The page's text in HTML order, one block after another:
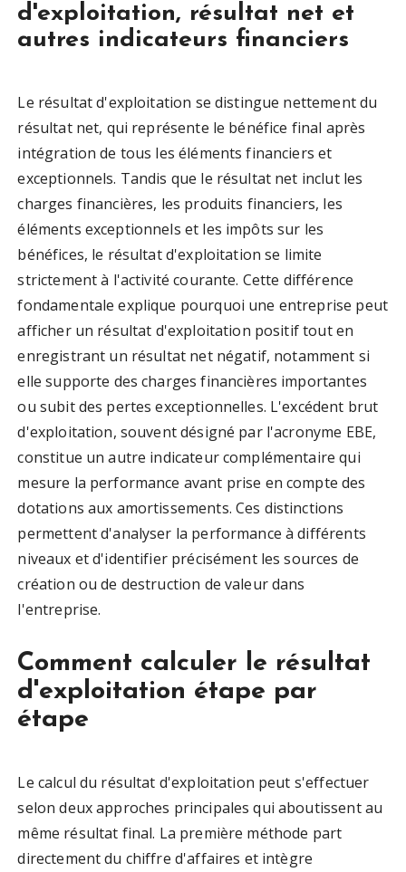
d'exploitation, résultat net et
autres indicateurs financiers
Le résultat d'exploitation se distingue nettement du
résultat net, qui représente le bénéfice final après
intégration de tous les éléments financiers et
exceptionnels. Tandis que le résultat net inclut les
charges financières, les produits financiers, les
éléments exceptionnels et les impôts sur les
bénéfices, le résultat d'exploitation se limite
strictement à l'activité courante. Cette différence
fondamentale explique pourquoi une entreprise peut
afficher un résultat d'exploitation positif tout en
enregistrant un résultat net négatif, notamment si
elle supporte des charges financières importantes
ou subit des pertes exceptionnelles. L'excédent brut
d'exploitation, souvent désigné par l'acronyme EBE,
constitue un autre indicateur complémentaire qui
mesure la performance avant prise en compte des
dotations aux amortissements. Ces distinctions
permettent d'analyser la performance à différents
niveaux et d'identifier précisément les sources de
création ou de destruction de valeur dans
l'entreprise.
Comment calculer le résultat
d'exploitation étape par
étape
Le calcul du résultat d'exploitation peut s'effectuer
selon deux approches principales qui aboutissent au
même résultat final. La première méthode part
directement du chiffre d'affaires et intègre